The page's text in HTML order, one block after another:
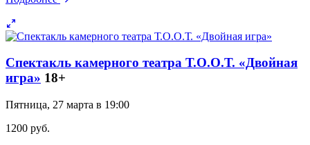
Спектакль камерного театра Т.О.О.Т. «Двойная
игра» 18+
Пятница, 27 марта в 19:00
1200 руб.